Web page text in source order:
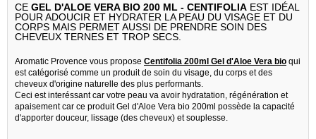
CE GEL D'ALOE VERA BIO 200 ML - CENTIFOLIA EST IDÉAL
POUR ADOUCIR ET HYDRATER LA PEAU DU VISAGE ET DU
CORPS MAIS PERMET AUSSI DE PRENDRE SOIN DES
CHEVEUX TERNES ET TROP SECS.
Aromatic Provence vous propose Centifolia 200ml Gel d'Aloe Vera bio qui
est catégorisé comme un produit de soin du visage, du corps et des
cheveux d'origine naturelle des plus performants.
Ceci est interéssant car votre peau va avoir hydratation, régénération et
apaisement car ce produit Gel d'Aloe Vera bio 200ml possède la capacité
d'apporter douceur, lissage (des cheveux) et souplesse.